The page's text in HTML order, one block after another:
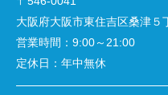
大阪府大阪市東住吉区桑津
営業時間： 9:00～21:00
定休日： 年中無休